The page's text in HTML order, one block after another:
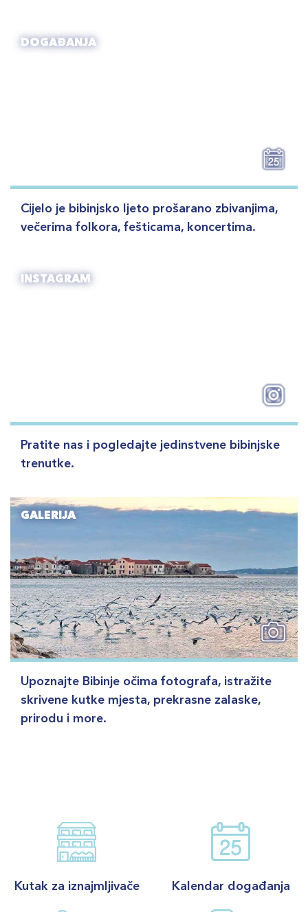
DOGAĐANJA
Cijelo je bibinjsko ljeto prošarano zbivanjima,
večerima folkora, fešticama, koncertima.
INSTAGRAM
Pratite nas i pogledajte jedinstvene bibinjske
trenutke.
GALERIJA
Upoznajte Bibinje očima fotografa, istražite
skrivene kutke mjesta, prekrasne zalaske,
prirodu i more.
Kutak za iznajmljivače Kalendar događanja